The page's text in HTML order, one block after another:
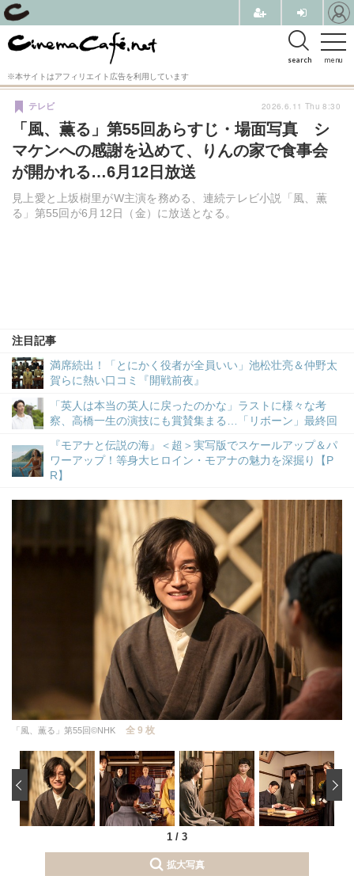
menu
search
※本サイトはアフィリエイト広告を利用しています
「風、薫る」第55回あらすじ・場面写真 シ
マケンへの感謝を込めて、りんの家で食事会
が開かれる…6月12日放送
見上愛と上坂樹里がW主演を務める、連続テレビ小説「風、薫
る」第55回が6月12日（金）に放送となる。
テレビ
注目記事
満席続出！「とにかく役者が全員いい」池松壮亮＆仲野太
賀らに熱い口コミ『開戦前夜』
「英人は本当の英人に戻ったのかな」ラストに様々な考
察、高橋一生の演技にも賞賛集まる…「リボーン」最終回
『モアナと伝説の海』＜超＞実写版でスケールアップ＆パ
ワーアップ！等身大ヒロイン・モアナの魅力を深掘り【P
R】
2026.6.11 Thu 8:30
「風、薫る」第55回©NHK 全 9 枚
1 / 3
‹
拡大写真